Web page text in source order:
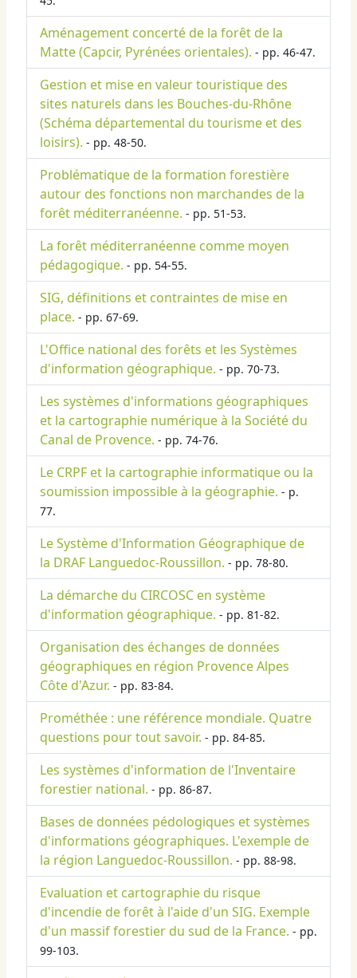
Aménagement concerté de la forêt de la
Matte (Capcir, Pyrénées orientales). - pp. 46-47.
Gestion et mise en valeur touristique des
sites naturels dans les Bouches-du-Rhône
(Schéma départemental du tourisme et des
loisirs). - pp. 48-50.
Problématique de la formation forestière
autour des fonctions non marchandes de la
forêt méditerranéenne. - pp. 51-53.
La forêt méditerranéenne comme moyen
pédagogique. - pp. 54-55.
SIG, définitions et contraintes de mise en
place. - pp. 67-69.
L'Office national des forêts et les Systèmes
d'information géographique. - pp. 70-73.
Les systèmes d'informations géographiques
et la cartographie numérique à la Société du
Canal de Provence. - pp. 74-76.
Le CRPF et la cartographie informatique ou la
soumission impossible à la géographie. - p.
77.
Le Système d'Information Géographique de
la DRAF Languedoc-Roussillon. - pp. 78-80.
La démarche du CIRCOSC en système
d'information géographique. - pp. 81-82.
Organisation des échanges de données
géographiques en région Provence Alpes
Côte d'Azur. - pp. 83-84.
Prométhée : une référence mondiale. Quatre
questions pour tout savoir. - pp. 84-85.
Les systèmes d'information de l'Inventaire
forestier national. - pp. 86-87.
Bases de données pédologiques et systèmes
d'informations géographiques. L'exemple de
la région Languedoc-Roussillon. - pp. 88-98.
Evaluation et cartographie du risque
d'incendie de forêt à l'aide d'un SIG. Exemple
d'un massif forestier du sud de la France. - pp.
99-103.